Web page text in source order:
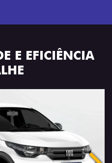
E EFICIÊNCIA